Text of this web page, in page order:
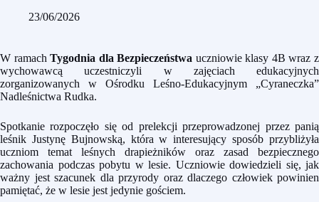
23/06/2026
W ramachTygodnia dla Bezpieczeństwa uczniowie klasy 4B wraz z
wychowawcąuczestniczyli w zajęciach edukacyjnych
zorganizowanych w Ośrodku Leśno-Edukacyjnym „Cyraneczka”
Nadleśnictwa Rudka.
Spotkanie rozpoczęło się od prelekcji przeprowadzonej przez panią
leśnik Justynę Bujnowską, która w interesujący sposób przybliżyła
uczniom temat leśnych drapieżników oraz zasad bezpiecznego
zachowania podczas pobytu w lesie. Uczniowie dowiedzieli się, jak
ważny jest szacunek dla przyrody oraz dlaczego człowiek powinien
pamiętać, że w lesie jest jedynie gościem.